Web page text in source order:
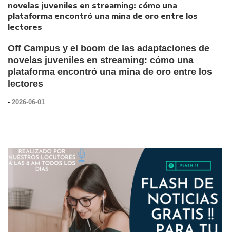
Off Campus y el boom de las adaptaciones de
novelas juveniles en streaming: cómo una
plataforma encontró una mina de oro entre los
lectores
- 2026-06-01